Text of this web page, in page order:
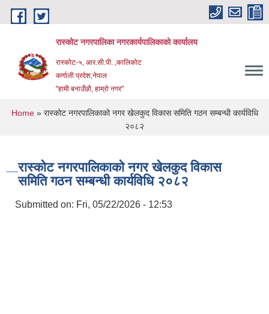
Skip to main content
रास्कोट नगरपालिका नगरकार्यपालिकाको कार्यालय
रास्कोट-५, आर.सी.पी. ,कालिकोट
कर्णाली प्रदेश,नेपाल
"हामी बनाउँछौ, हाम्रो नगर"
You are here
Home» रास्कोट नगरपालिकाको नगर खेलकुद विकास समिति गठन सम्बन्धी कार्यविधि
२०८२
रास्कोट नगरपालिकाको नगर खेलकुद विकास
समिति गठन सम्बन्धी कार्यविधि २०८२
Submitted on: Fri, 05/22/2026 - 12:53